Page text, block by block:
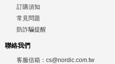
訂購須知
常見問題
防詐騙提醒
聯絡我們
客服信箱： cs@nordic.com.tw